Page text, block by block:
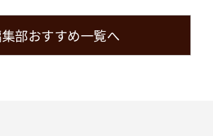
部おすすめ一覧へ